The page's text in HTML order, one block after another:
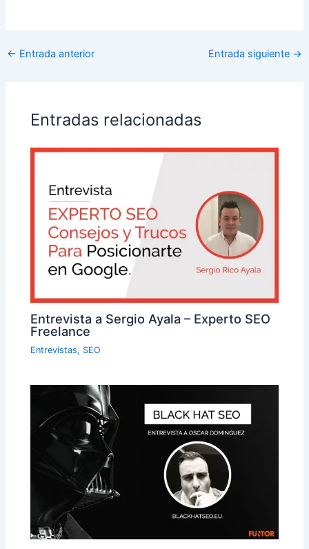
← Entrada anterior Entrada siguiente →
Entradas relacionadas
Entrevista a Sergio Ayala – Experto SEO
Freelance
Entrevistas, SEO